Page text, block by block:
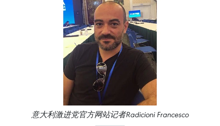
意大利激进党官方网站记者Radicioni Francesco